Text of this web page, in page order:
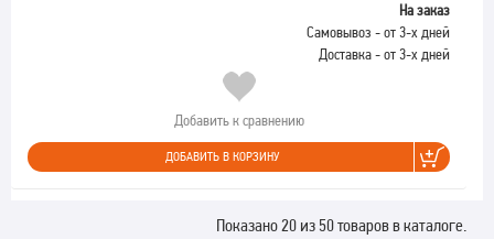
На заказ
Самовывоз - от 3-х дней
Доставка - от 3-х дней
Добавить к сравнению
ДОБАВИТЬ В КОРЗИНУ
Показано 20 из 50 товаров в каталоге.